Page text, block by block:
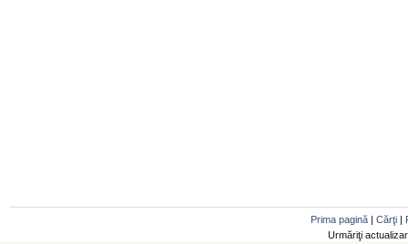
Prima pagină| Cărţi|
Urmăriţi